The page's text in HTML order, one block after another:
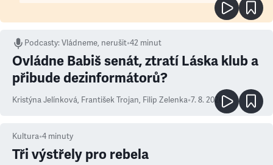
Podcasty:Vládneme, nerušit•42 minut
Ovládne Babiš senát, ztratí Láska klub a
přibude dezinformátorů?
Kristýna Jelínková, František Trojan, Filip Zelenka•7. 8. 2026
Kultura•4 minuty
Tři výstřely pro rebela